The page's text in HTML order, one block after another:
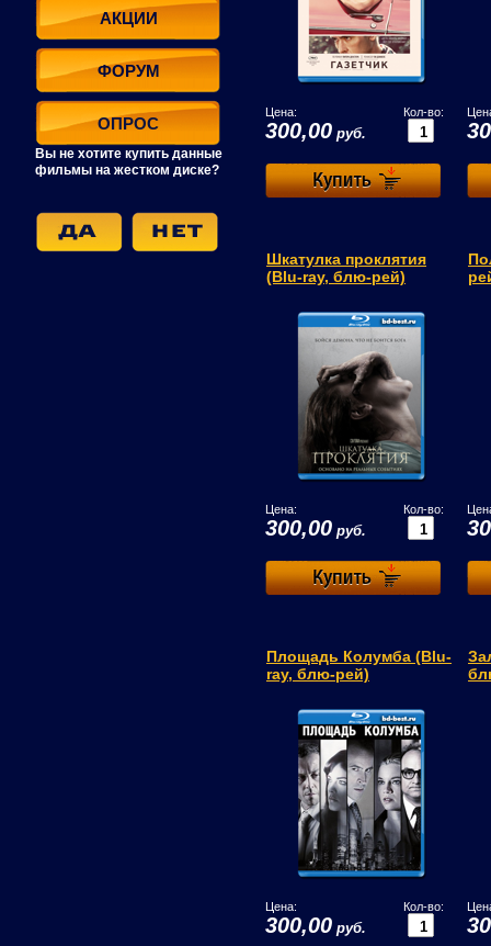
АКЦИИ
ФОРУМ
ОПРОС
Вы не хотите купить данные
фильмы на жестком диске?
Цена:
300,00 руб.
Кол-во:
Шкатулка проклятия
(Blu-ray, блю-рей)
Цена:
300,00 руб.
Кол-во:
Площадь Колумба (Blu-
ray, блю-рей)
Цена:
300,00 руб.
Кол-во: